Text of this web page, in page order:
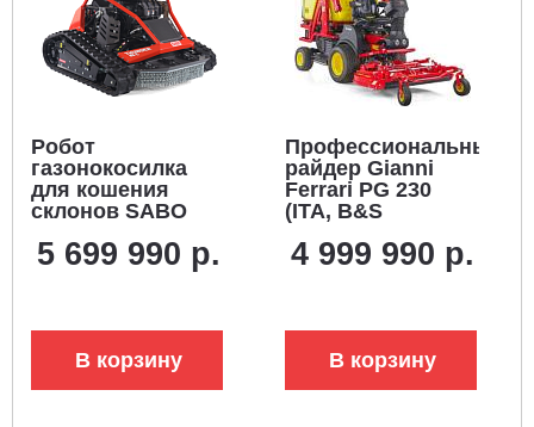
Робот
газонокосилка
для кошения
склонов SABO
дистанционным
580 кг.)
5 699 990 р.
В корзину
Профессиональный
райдер Gianni
Ferrari PG 230
(ITA, B&S
1123 куб.см.,
4 999 990 р.
В корзину